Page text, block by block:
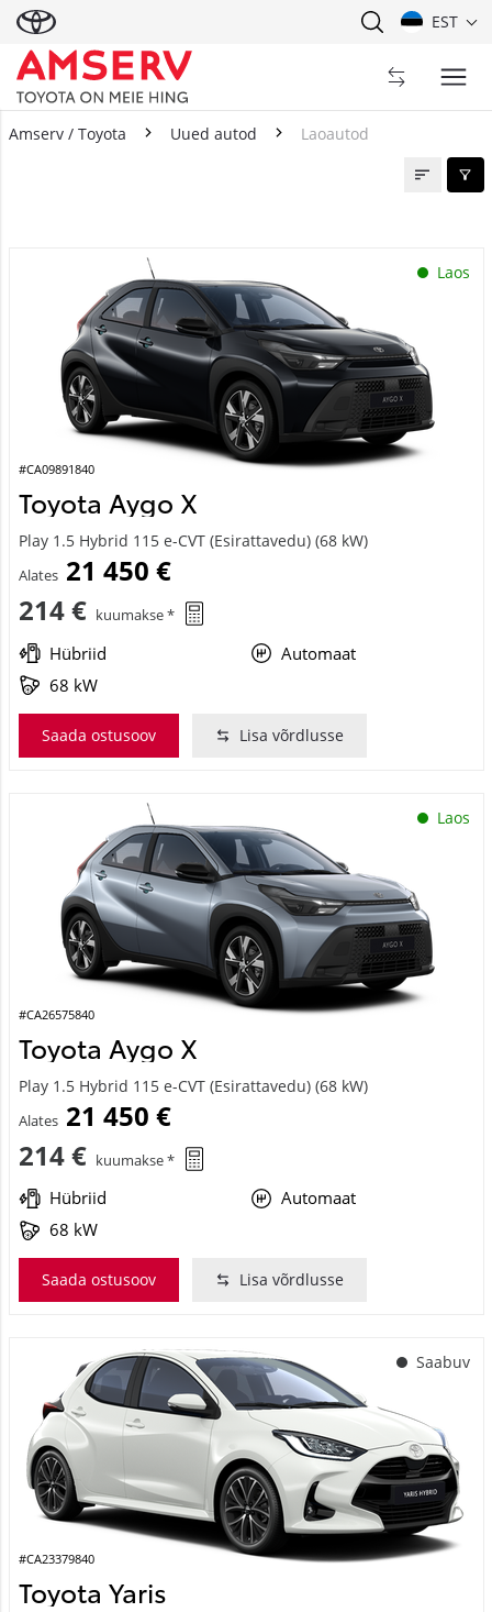
EST
Amserv / Toyota Uued autod Laoautod
Laos
#CA09891840
Toyota Aygo X
Play 1.5 Hybrid 115 e-CVT (Esirattavedu) (68 kW)
Alates 21 450 €
214 € kuumakse *
Hübriid
Automaat
68 kW
Saada ostusoov Lisa võrdlusse
Laos
#CA26575840
Toyota Aygo X
Play 1.5 Hybrid 115 e-CVT (Esirattavedu) (68 kW)
Alates 21 450 €
214 € kuumakse *
Hübriid
Automaat
68 kW
Saada ostusoov Lisa võrdlusse
Saabuv
#CA23379840
Toyota Yaris